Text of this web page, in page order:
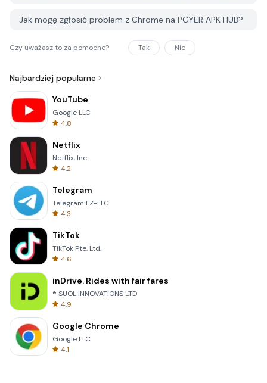
Jak mogę zgłosić problem z Chrome na PGYER APK HUB?
Czy uważasz to za pomocne? Tak Nie
Najbardziej popularne
YouTube
Google LLC
4.8
Netflix
Netflix, Inc.
4.2
Telegram
Telegram FZ-LLC
4.3
TikTok
TikTok Pte. Ltd.
4.6
inDrive. Rides with fair fares
® SUOL INNOVATIONS LTD
4.9
Google Chrome
Google LLC
4.1